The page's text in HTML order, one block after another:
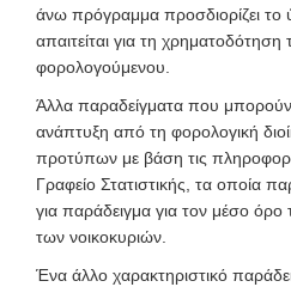
άνω πρόγραμμα προσδιορίζει
απαιτείται για τη
φορολογούμενου.
Άλλα παραδείγματα που μπορούν
ανάπτυξη από τη φορολογική
προτύπων με βάση τις
Γραφείο Στατιστικής, τα οποία
για παράδειγμα για τον μέσο
των νοικοκυριών.
Ένα άλλο χαρακτηριστικό